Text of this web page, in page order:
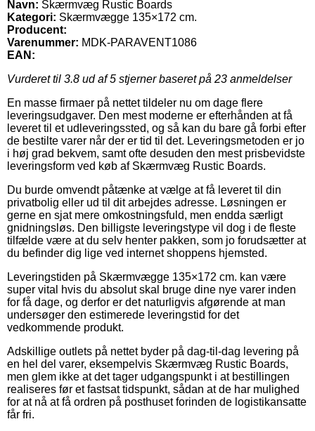
Navn: Skærmvæg Rustic Boards
Kategori: Skærmvægge 135×172 cm.
Producent:
Varenummer: MDK-PARAVENT1086
EAN:
Vurderet til 3.8 ud af 5 stjerner baseret på 23 anmeldelser
En masse firmaer på nettet tildeler nu om dage flere
leveringsudgaver. Den mest moderne er efterhånden at få
leveret til et udleveringssted, og så kan du bare gå forbi efter
de bestilte varer når der er tid til det. Leveringsmetoden er jo
i høj grad bekvem, samt ofte desuden den mest prisbevidste
leveringsform ved køb af Skærmvæg Rustic Boards.
Du burde omvendt påtænke at vælge at få leveret til din
privatbolig eller ud til dit arbejdes adresse. Løsningen er
gerne en sjat mere omkostningsfuld, men endda særligt
gnidningsløs. Den billigste leveringstype vil dog i de fleste
tilfælde være at du selv henter pakken, som jo forudsætter at
du befinder dig lige ved internet shoppens hjemsted.
Leveringstiden på Skærmvægge 135×172 cm. kan være
super vital hvis du absolut skal bruge dine nye varer inden
for få dage, og derfor er det naturligvis afgørende at man
undersøger den estimerede leveringstid for det
vedkommende produkt.
Adskillige outlets på nettet byder på dag-til-dag levering på
en hel del varer, eksempelvis Skærmvæg Rustic Boards,
men glem ikke at det tager udgangspunkt i at bestillingen
realiseres før et fastsat tidspunkt, sådan at de har mulighed
for at nå at få ordren på posthuset forinden de logistikansatte
får fri.